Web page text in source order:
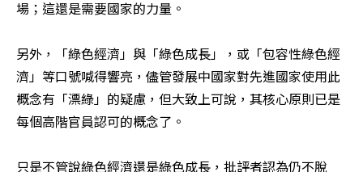
場；這還是需要國家的力量。
另外，「綠色經濟」與「綠色成長」，或「包容性綠色經
濟」等口號喊得響亮，儘管發展中國家對先進國家使用此
概念有「漂綠」的疑慮，但大致上可說，其核心原則已是
每個高階官員認可的概念了。
只是不管說綠色經濟還是綠色成長，批評者認為仍不脫